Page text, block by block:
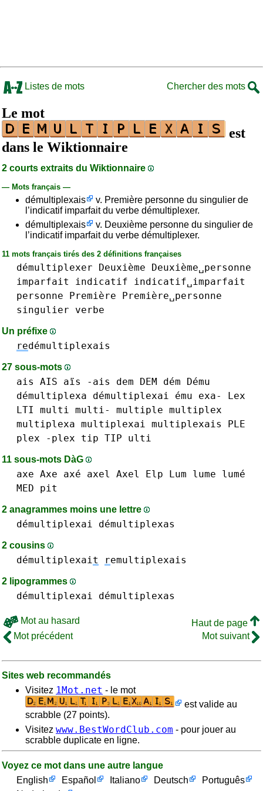
Listes de mots Chercher des mots
Le mot
est
dans le Wiktionnaire
2 courts extraits du Wiktionnaire
— Mots français —
démultiplexais
v. Première personne du singulier de
l’indicatif imparfait du verbe démultiplexer.
démultiplexais
v. Deuxième personne du singulier de
l’indicatif imparfait du verbe démultiplexer.
11 mots français tirés des 2 définitions françaises
démultiplexer Deuxième
Deuxième␣personne
imparfait
indicatif
indicatif␣imparfait
personne
Première
Première␣personne
singulier
verbe
Un préfixe
redémultiplexais
27 sous-mots
ais AIS aïs -ais dem DEM dém
Dému
démultiplexa
démultiplexai ému exa-
Lex
LTI
multi multi- multiple multiplex
multiplexa multiplexai multiplexais
PLE
plex -plex
tip TIP ulti
11 sous-mots DàG
axe Axe axé axel Axel Elp Lum
lume lumé
MED
pit
2 anagrammes moins une lettre
démultiplexai démultiplexas
2 cousins
démultiplexait remultiplexais
2 lipogrammes
démultiplexai démultiplexas
Mot au hasard
Haut de page
Mot précédent
Mot suivant
Sites web recommandés
Visitez 1Mot.net - le mot
est valide au
scrabble (27 points).
Visitez www.BestWordClub.com - pour jouer au
scrabble duplicate en ligne.
Voyez ce mot dans une autre langue
English
Español Italiano Deutsch
Português